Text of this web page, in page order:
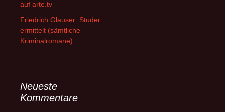
auf arte.tv
Friedrich Glauser: Studer
ermittelt (sämtliche
Kriminalromane)
Neueste
Kommentare